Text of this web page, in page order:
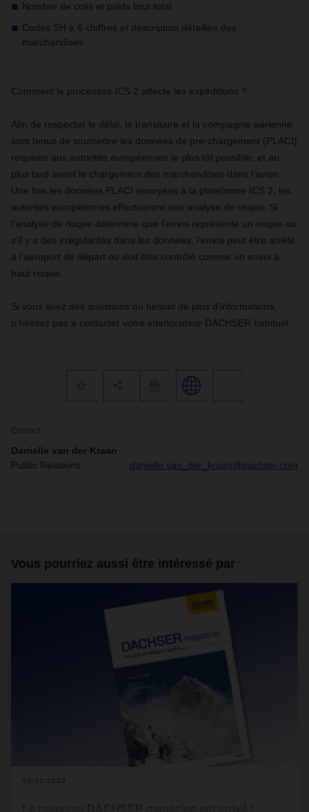
Nombre de colis et poids brut total
Codes SH à 6 chiffres et description détaillée des
marchandises
Comment le processus ICS 2 affecte les expéditions ?
Afin de respecter le délai, le transitaire et la compagnie aérienne
sont tenus de soumettre les données de pré-chargement (PLACI)
requises aux autorités européennes le plus tôt possible, et au
plus tard avant le chargement des marchandises dans l'avion.
Une fois les données PLACI envoyées à la plateforme ICS 2, les
autorités européennes effectueront une analyse de risque. Si
l'analyse de risque détermine que l'envoi représente un risque ou
s'il y a des irrégularités dans les données, l'envoi peut être arrêté
à l'aéroport de départ ou doit être contrôlé comme un envoi à
haut risque.
Si vous avez des questions ou besoin de plus d’informations,
n'hésitez pas à contacter votre interlocuteur DACHSER habituel.
Contact
Danielle van der Kraan
Public Relations
danielle.van_der_kraan@dachser.com
Vous pourriez aussi être intéressé par
03/31/2023